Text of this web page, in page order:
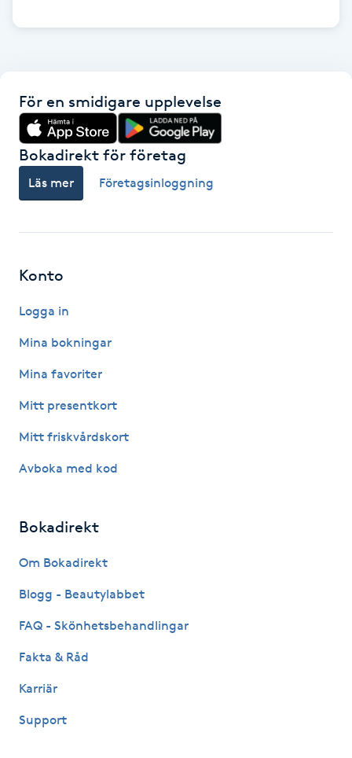
Koppningsmassage
Kostrådgivning
Kroppsinpackning
Lashlift Keratin
LED-ljusterapi
LPG
LPG-massage
Luggklippning
För en smidigare upplevelse
Bokadirekt för företag
Läs mer Företagsinloggning
Konto
Logga in
Mina bokningar
Mina favoriter
Mitt presentkort
Mitt friskvårdskort
Avboka med kod
Bokadirekt
Om Bokadirekt
Blogg - Beautylabbet
FAQ - Skönhetsbehandlingar
Fakta & Råd
Karriär
Support